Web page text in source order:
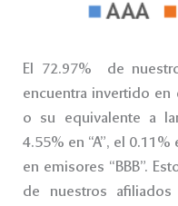
El 72.97% de
encuentra invertido en
o su equivalente a
4.55% en “A”, el
en emisores “BBB”.
de nuestros